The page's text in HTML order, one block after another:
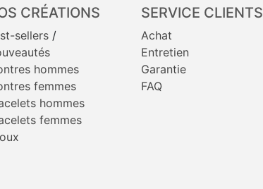
CRÉATIONS
sellers /
hommes
femmes
hommes
femmes
SERVICE CLIENTS
Achat
Entretien
Garantie
FAQ